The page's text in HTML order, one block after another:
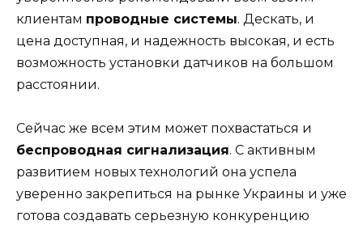
клиентам проводные системы. Дескать, и
цена доступная, и надежность высокая, и есть
возможность установки датчиков на большом
расстоянии.
Сейчас же всем этим может похвастаться и
беспроводная сигнализация. С активным
развитием новых технологий она успела
уверенно закрепиться на рынке Украины и уже
готова создавать серьезную конкуренцию